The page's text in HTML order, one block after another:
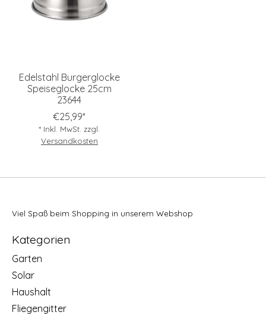
Edelstahl Burgerglocke
Speiseglocke 25cm
23644
€25,99*
* Inkl. MwSt. zzgl.
Versandkosten
Viel Spaß beim Shopping in unserem Webshop
Kategorien
Garten
Solar
Haushalt
Fliegengitter